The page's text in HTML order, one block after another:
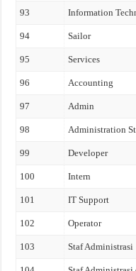
93 Information
94 Sailor
95 Services
96 Accounting
97 Admin
98 Administration
99 Developer
100 Intern
101 IT Support
102 Operator
103 Staf Administrasi